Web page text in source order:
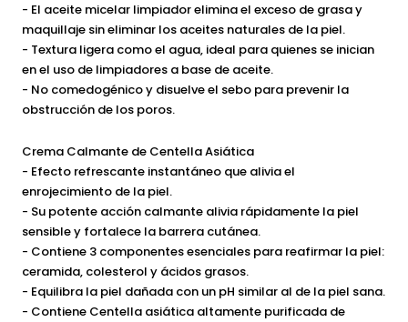
- El aceite micelar limpiador elimina el exceso de grasa y
maquillaje sin eliminar los aceites naturales de la piel.
- Textura ligera como el agua, ideal para quienes se inician
en el uso de limpiadores a base de aceite.
- No comedogénico y disuelve el sebo para prevenir la
obstrucción de los poros.
Crema Calmante de Centella Asiática
- Efecto refrescante instantáneo que alivia el
enrojecimiento de la piel.
- Su potente acción calmante alivia rápidamente la piel
sensible y fortalece la barrera cutánea.
- Contiene 3 componentes esenciales para reafirmar la piel:
ceramida, colesterol y ácidos grasos.
- Equilibra la piel dañada con un pH similar al de la piel sana.
- Contiene Centella asiática altamente purificada de